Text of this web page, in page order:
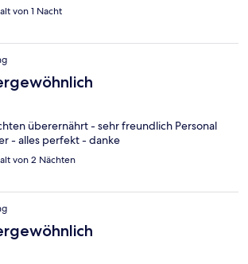
von 1 Nacht
überernährt - sehr freundlich Personal
- alles perfekt - danke
von 2 Nächten